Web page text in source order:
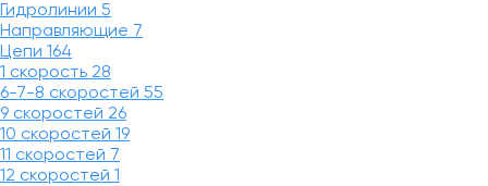
Гидролинии 5
Направляющие 7
Цепи 164
1 скорость 28
6-7-8 скоростей 55
9 скоростей 26
10 скоростей 19
11 скоростей 7
12 скоростей 1